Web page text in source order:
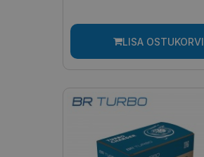
LISA OSTUKORVI